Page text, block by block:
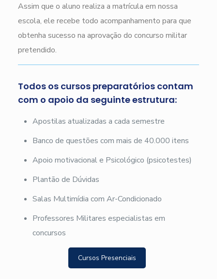
Assim que o aluno realiza a matrícula em nossa
escola, ele recebe todo acompanhamento para que
obtenha sucesso na aprovação do concurso militar
pretendido.
Todos os cursos preparatórios contam
com o apoio da seguinte estrutura:
Apostilas atualizadas a cada semestre
Banco de questões com mais de 40.000 itens
Apoio motivacional e Psicológico (psicotestes)
Plantão de Dúvidas
Salas Multimídia com Ar-Condicionado
Professores Militares especialistas em
concursos
Cursos Presenciais